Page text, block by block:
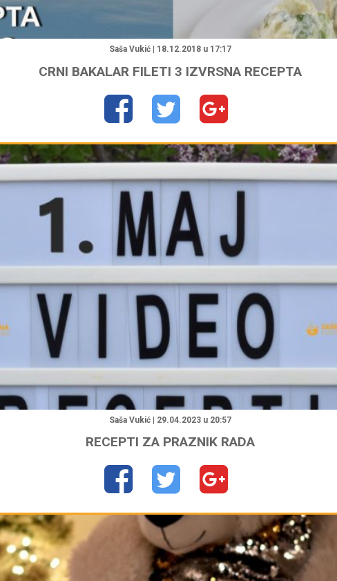
Saša Vukić | 18.12.2018 u 17:17
CRNI BAKALAR FILETI 3 IZVRSNA RECEPTA
"
Saša Vukić | 29.04.2023 u 20:57
RECEPTI ZA PRAZNIK RADA